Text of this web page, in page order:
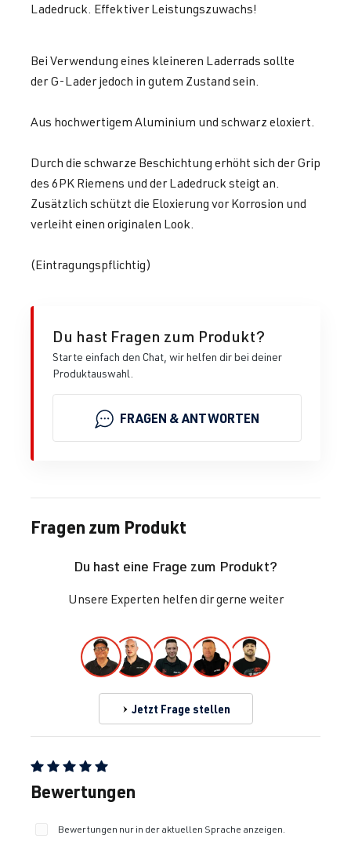
Ladedruck. Effektiver Leistungszuwachs!
Bei Verwendung eines kleineren Laderrads sollte
der G-Lader jedoch in gutem Zustand sein.
Aus hochwertigem Aluminium und schwarz eloxiert.
Durch die schwarze Beschichtung erhöht sich der Grip
des 6PK Riemens und der Ladedruck steigt an.
Zusätzlich schützt die Eloxierung vor Korrosion und
verleiht einen originalen Look.
(Eintragungspflichtig)
Du hast Fragen zum Produkt?
Starte einfach den Chat, wir helfen dir bei deiner
Produktauswahl.
FRAGEN & ANTWORTEN
Fragen zum Produkt
Du hast eine Frage zum Produkt?
Unsere Experten helfen dir gerne weiter
Jetzt Frage stellen
Durchschnittliche Bewertung von 5 von 5 Sternen
Bewertungen
Bewertungen nur in der aktuellen Sprache anzeigen.